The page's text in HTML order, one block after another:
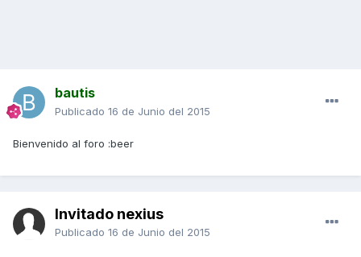
bautis
Publicado 16 de Junio del 2015
Bienvenido al foro :beer
Invitado nexius
Publicado 16 de Junio del 2015